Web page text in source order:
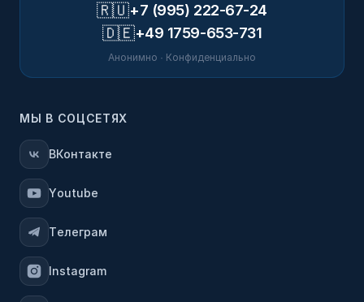
🇷🇺+7 (995) 222-67-24
🇩🇪+49 1759-653-731
Анонимно · Конфиденциально
МЫ В СОЦСЕТЯХ
ВКонтакте
Youtube
Телеграм
Instagram